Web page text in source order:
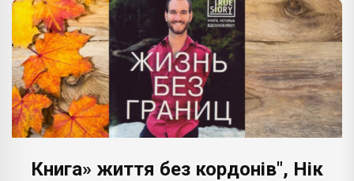
Книга» життя без кордонів", Нік